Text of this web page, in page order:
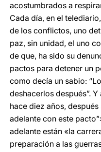
acostumbrados a
Cada día, en el
de los conflictos, uno
paz, sin unidad, el uno
de que, ha sido su
pactos para detener un
como decía un sabio:
deshacerlos después”.
hace diez años,
adelante con este
adelante están «la
preparación a las